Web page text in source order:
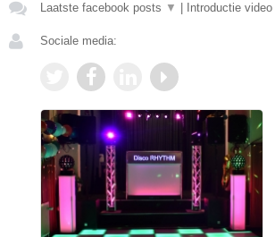
Laatste facebook posts ▼ Introductie video
Sociale media: